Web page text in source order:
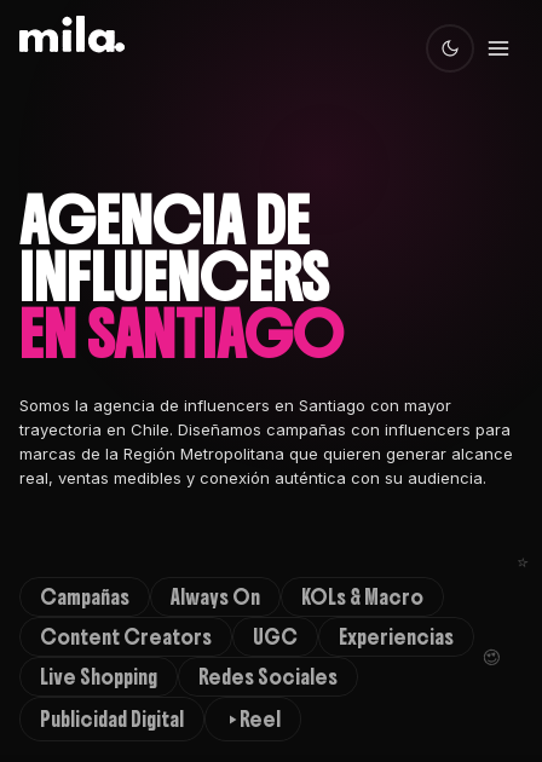
AGENCIA DE
INFLUENCERS
EN SANTIAGO
Somos la agencia de influencers en Santiago con mayor
trayectoria en Chile. Diseñamos campañas con influencers para
marcas de la Región Metropolitana que quieren generar alcance
real, ventas medibles y conexión auténtica con su audiencia.
Campañas Always On
KOLs & Macro
Content Creators
UGC
Experiencias
Live Shopping
Redes Sociales
Publicidad Digital
Reel